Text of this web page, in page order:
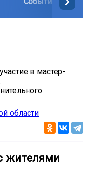
в мастер-
области
жителями